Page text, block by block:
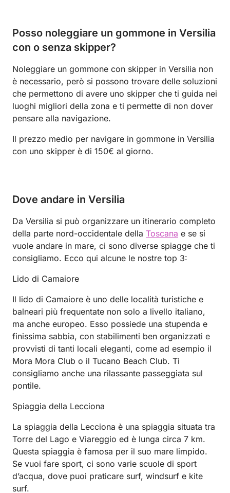
Posso noleggiare un gommone in Versilia
con o senza skipper?
Noleggiare un gommone con skipper in Versilia non
è necessario, però si possono trovare delle soluzioni
che permettono di avere uno skipper che ti guida nei
luoghi migliori della zona e ti permette di non dover
pensare alla navigazione.
Il prezzo medio per navigare in gommone in Versilia
con uno skipper è di 150€ al giorno.
Dove andare in Versilia
Da Versilia si può organizzare un itinerario completo
della parte nord-occidentale della Toscana e se si
vuole andare in mare, ci sono diverse spiagge che ti
consigliamo. Ecco qui alcune le nostre top 3:
Lido di Camaiore
Il lido di Camaiore è uno delle località turistiche e
balneari più frequentate non solo a livello italiano,
ma anche europeo. Esso possiede una stupenda e
finissima sabbia, con stabilimenti ben organizzati e
provvisti di tanti locali eleganti, come ad esempio il
Mora Mora Club o il Tucano Beach Club. Ti
consigliamo anche una rilassante passeggiata sul
pontile.
Spiaggia della Lecciona
La spiaggia della Lecciona è una spiaggia situata tra
Torre del Lago e Viareggio ed è lunga circa 7 km.
Questa spiaggia è famosa per il suo mare limpido.
Se vuoi fare sport, ci sono varie scuole di sport
d’acqua, dove puoi praticare surf, windsurf e kite
surf.